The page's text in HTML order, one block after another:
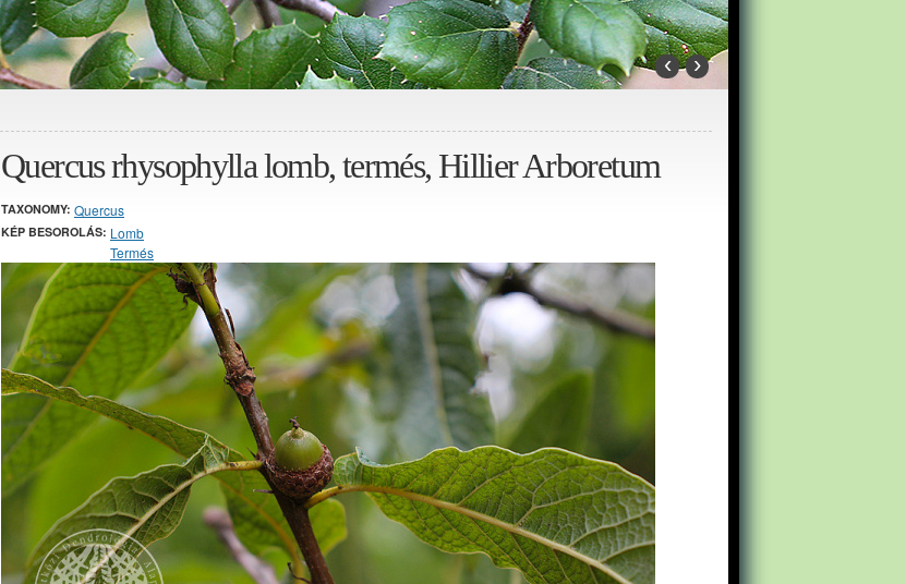
‹ ›
Quercus rhysophylla lomb, termés, Hillier Arboretum
TAXONOMY: Quercus
KÉP BESOROLÁS: Lomb
Termés